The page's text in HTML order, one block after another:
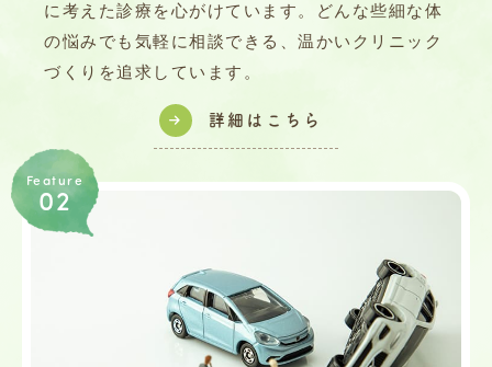
に考えた診療を心がけています。どんな些細な体
の悩みでも気軽に相談できる、温かいクリニック
づくりを追求しています。
詳細はこちら
Feature
02